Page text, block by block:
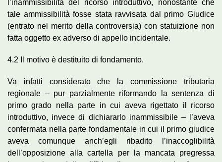
l’inammissibilità del ricorso introduttivo, nonostante che
tale ammissibilità fosse stata ravvisata dal primo Giudice
(entrato nel merito della controversia) con statuizione non
fatta oggetto ex adverso di appello incidentale.
4.2 Il motivo è destituito di fondamento.
Va infatti considerato che la commissione tributaria
regionale – pur parzialmente riformando la sentenza di
primo grado nella parte in cui aveva rigettato il ricorso
introduttivo, invece di dichiararlo inammissibile – l’aveva
confermata nella parte fondamentale in cui il primo giudice
aveva comunque anch’egli ribadito l’inaccoglibilità
dell’opposizione alla cartella per la mancata pregressa